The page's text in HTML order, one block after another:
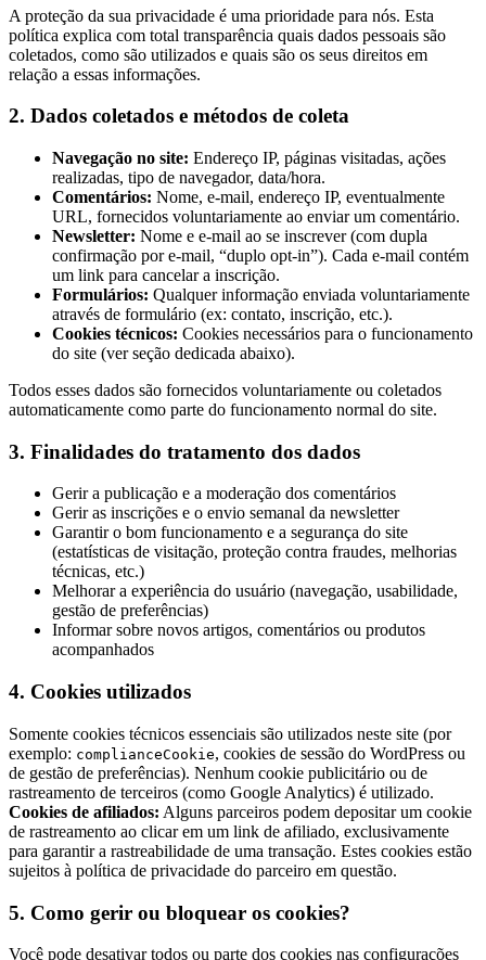
A proteção da sua privacidade é uma prioridade para nós. Esta
política explica com total transparência quais dados pessoais são
coletados, como são utilizados e quais são os seus direitos em
relação a essas informações.
2. Dados coletados e métodos de coleta
Navegação no site: Endereço IP, páginas visitadas, ações
realizadas, tipo de navegador, data/hora.
Comentários: Nome, e-mail, endereço IP, eventualmente
URL, fornecidos voluntariamente ao enviar um comentário.
Newsletter: Nome e e-mail ao se inscrever (com dupla
confirmação por e-mail, “duplo opt-in”). Cada e-mail contém
um link para cancelar a inscrição.
Formulários: Qualquer informação enviada voluntariamente
através de formulário (ex: contato, inscrição, etc.).
Cookies técnicos: Cookies necessários para o funcionamento
do site (ver seção dedicada abaixo).
Todos esses dados são fornecidos voluntariamente ou coletados
automaticamente como parte do funcionamento normal do site.
3. Finalidades do tratamento dos dados
Gerir a publicação e a moderação dos comentários
Gerir as inscrições e o envio semanal da newsletter
Garantir o bom funcionamento e a segurança do site
(estatísticas de visitação, proteção contra fraudes, melhorias
técnicas, etc.)
Melhorar a experiência do usuário (navegação, usabilidade,
gestão de preferências)
Informar sobre novos artigos, comentários ou produtos
acompanhados
4. Cookies utilizados
Somente cookies técnicos essenciais são utilizados neste site (por
exemplo: complianceCookie, cookies de sessão do WordPress ou
de gestão de preferências). Nenhum cookie publicitário ou de
rastreamento de terceiros (como Google Analytics) é utilizado.
Cookies de afiliados: Alguns parceiros podem depositar um cookie
de rastreamento ao clicar em um link de afiliado, exclusivamente
para garantir a rastreabilidade de uma transação. Estes cookies estão
sujeitos à política de privacidade do parceiro em questão.
5. Como gerir ou bloquear os cookies?
Você pode desativar todos ou parte dos cookies nas configurações